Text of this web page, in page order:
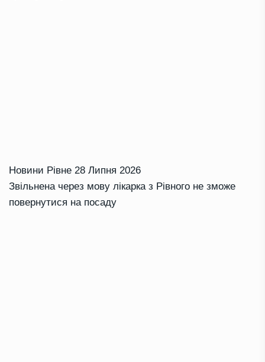
Новини Рівне 28 Липня 2026
Звільнена через мову лікарка з Рівного не зможе
повернутися на посаду